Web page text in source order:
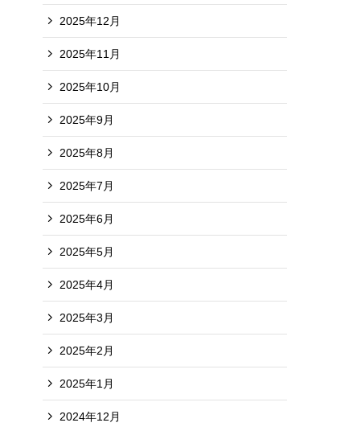
2025年12月
2025年11月
2025年10月
2025年9月
2025年8月
2025年7月
2025年6月
2025年5月
2025年4月
2025年3月
2025年2月
2025年1月
2024年12月